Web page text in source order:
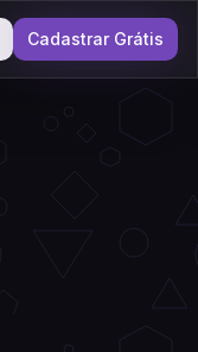
Cadastrar Grátis